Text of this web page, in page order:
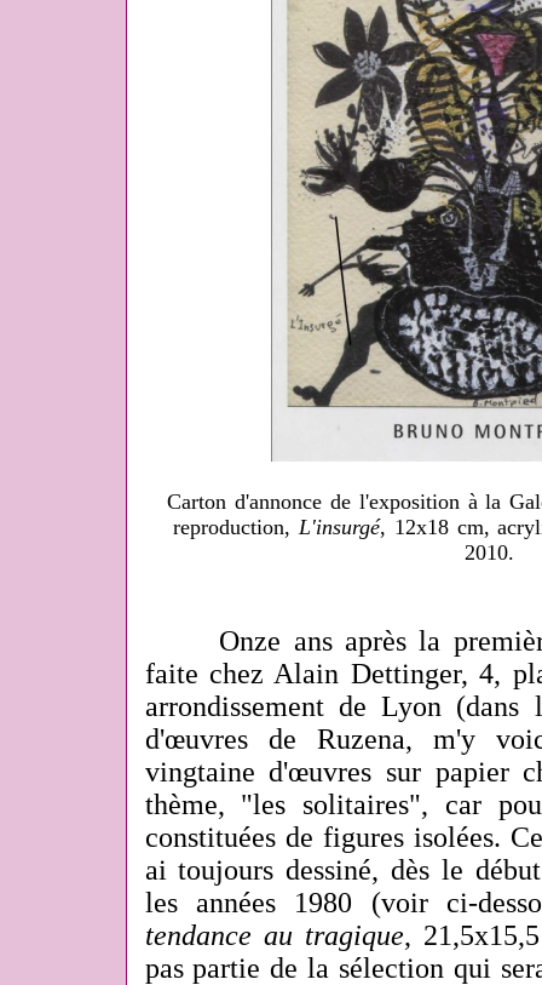
Carton d'annonce de l'exposition à la
reproduction, L'insurgé, 12x18 cm,
2010.
Onze ans après la
faite chez Alain Dettinger, 4,
arrondissement de Lyon (dans
d'œuvres de Ruzena, m'y
vingtaine d'œuvres sur papier
thème, "les solitaires", car
constituées de figures isolées.
ai toujours dessiné, dès le
les années 1980 (voir ci-
tendance au tragique,
pas partie de la sélection qui